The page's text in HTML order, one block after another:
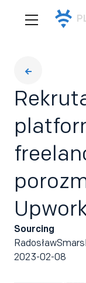
Sourcing
Radosław
2023-02-08